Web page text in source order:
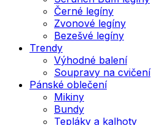
Černé legíny
Zvonové legíny
Bezešvé legíny
Trendy
Výhodné balení
Soupravy na cvičení
Pánské oblečení
Mikiny
Bundy
Tepláky a kalhoty